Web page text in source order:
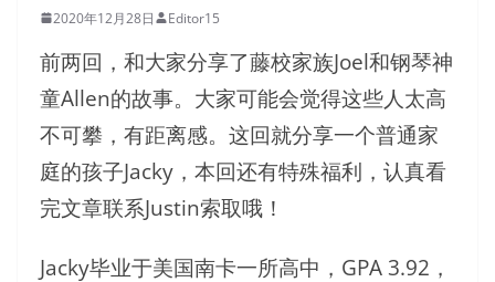
2020年12月28日 Editor15
前两回，和大家分享了藤校家族Joel和钢琴神
童Allen的故事。大家可能会觉得这些人太高
不可攀，有距离感。这回就分享一个普通家
庭的孩子Jacky，本回还有特殊福利，认真看
完文章联系Justin索取哦！
Jacky毕业于美国南卡一所高中，GPA 3.92，